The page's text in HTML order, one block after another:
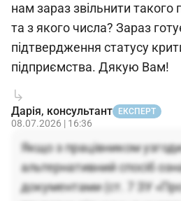
нам зараз звільнити такого
та з якого числа? Зараз
підтвердження статусу
підприємства. Дякую Вам!
Дарія, консультант ЕКСПЕРТ
08.07.2026 | 16:36
Якщо з працівником
альтернативний спосіб
документами (ст. 7 ЗУ